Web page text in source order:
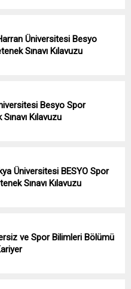
Üniversitesi Besyo
Sınavı Kılavuzu
Besyo Spor
Kılavuzu
Üniversitesi BESYO Spor
Sınavı Kılavuzu
ve Spor Bilimleri Bölümü